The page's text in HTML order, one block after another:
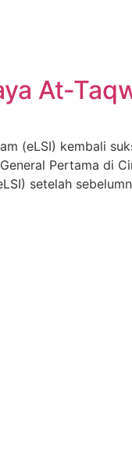
At-
(eLSI) kembali
Pertama di
setelah